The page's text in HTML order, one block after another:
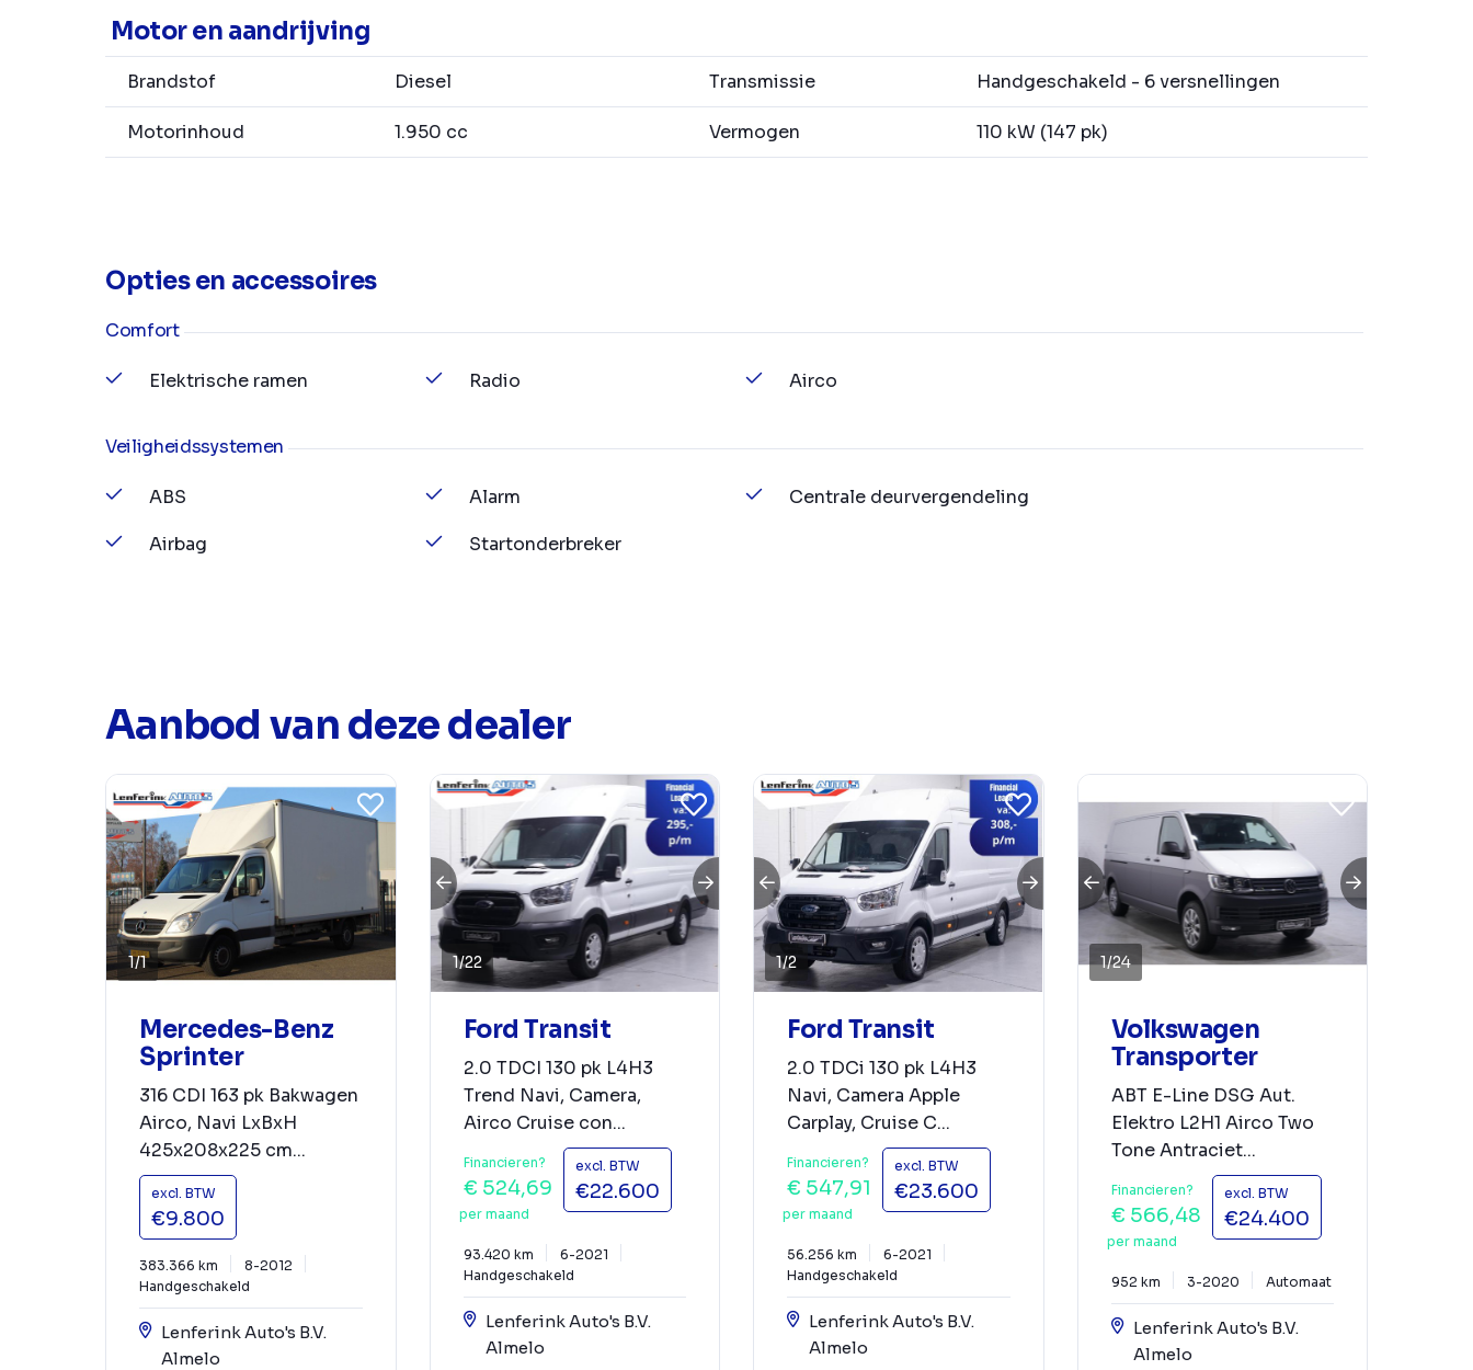
Motor en aandrijving
Brandstof Diesel Transmissie Handgeschakeld - 6 versnellingen
Motorinhoud 1.950 cc Vermogen 110 kW (147 pk)
Opties en accessoires
Comfort
Elektrische ramen Radio Airco
Veiligheidssystemen
ABS
Airbag
Alarm
Startonderbreker
Centrale deurvergendeling
Aanbod van deze dealer
1/1
Mercedes-Benz
Sprinter
316 CDI 163 pk Bakwagen
Airco, Navi LxBxH
425x208x225 cm...
excl. BTW
€9.800
383.366 km
8-2012
Handgeschakeld
Lenferink Auto's B.V.
Almelo
1/22
Ford Transit
2.0 TDCI 130 pk L4H3
Trend Navi, Camera,
Airco Cruise con...
Financieren?
€ 524,69
per maand
excl. BTW
€22.600
93.420 km
6-2021
Handgeschakeld
Lenferink Auto's B.V.
Almelo
1/2
Ford Transit
2.0 TDCi 130 pk L4H3
Navi, Camera Apple
Carplay, Cruise C...
Financieren?
€ 547,91
per maand
excl. BTW
€23.600
56.256 km
6-2021
Handgeschakeld
Lenferink Auto's B.V.
Almelo
1/24
Volkswagen
Transporter
ABT E-Line DSG Aut.
Elektro L2H1 Airco Two
Tone Antraciet...
Financieren?
€ 566,48
per maand
excl. BTW
€24.400
952 km 3-2020 Automaat
Lenferink Auto's B.V.
Almelo